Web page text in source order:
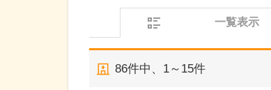
一覧表示
86件中、 1～15件